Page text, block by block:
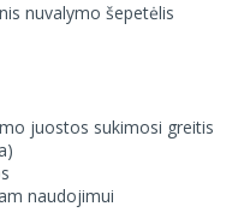
nuvalymo šepetėlis
juostos sukimosi greitis
naudojimui